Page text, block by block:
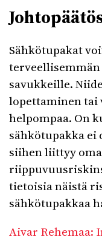
Sähkötupakat
savukkeille.
lopettaminen tai
helpompaa. On
sähkötupakka
siihen liittyy
tietoisia näistä
sähkötupakkaa
Aivar Rehemaa: